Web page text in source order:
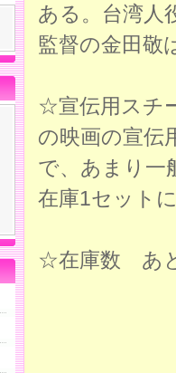
ある。台湾人
監督の金田敬
☆宣伝用スチ
の映画の宣伝
で、あまり一
在庫1セット
☆在庫数 あ